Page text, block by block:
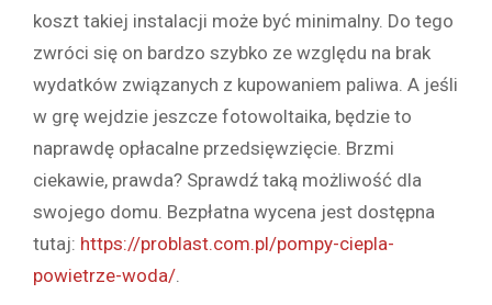
koszt takiej instalacji może być minimalny. Do tego
zwróci się on bardzo szybko ze względu na brak
wydatków związanych z kupowaniem paliwa. A jeśli
w grę wejdzie jeszcze fotowoltaika, będzie to
naprawdę opłacalne przedsięwzięcie. Brzmi
ciekawie, prawda? Sprawdź taką możliwość dla
swojego domu. Bezpłatna wycena jest dostępna
tutaj: https://problast.com.pl/pompy-ciepla-
powietrze-woda/